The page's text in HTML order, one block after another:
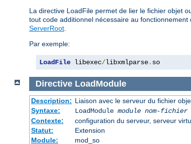
La directive LoadFile permet de lier le fichier objet
tout code additionnel nécessaire au fonctionnement
ServerRoot.
Par exemple:
LoadFile libexec/libxmlparse. so
Directive LoadModule
Description: Liaison avec le serveur du fichier
Syntaxe:
LoadModule module nom-fichier
Contexte:
configuration du serveur, serveur
Statut:
Extension
Module:
mod_so